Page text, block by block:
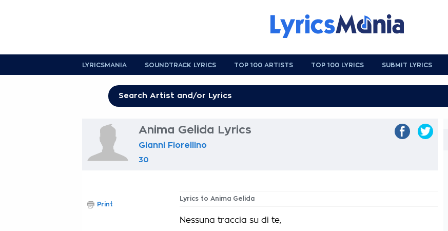
LYRICSMANIA SOUNDTRACK LYRICS TOP 100 ARTISTS TOP 100 LYRICS SUBMIT LYRICS
Anima Gelida Lyrics
Gianni Fiorellino
30
Lyrics to Anima Gelida
Nessuna traccia su di te,
Print